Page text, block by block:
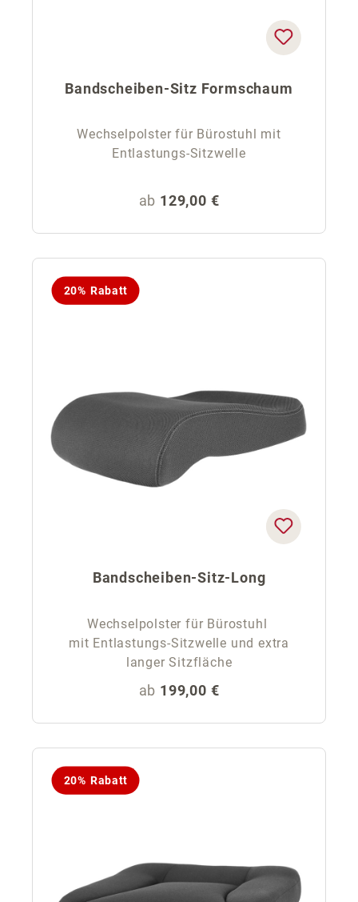
Bandscheiben-Sitz Formschaum
Wechselpolster für Bürostuhl mit
Entlastungs-Sitzwelle
Regulärer Preis:
ab 129,00 €
20% Rabatt
Bandscheiben-Sitz-Long
Wechselpolster für Bürostuhl
mit Entlastungs-Sitzwelle und extra
langer Sitzfläche
Regulärer Preis:
ab 199,00 €
20% Rabatt